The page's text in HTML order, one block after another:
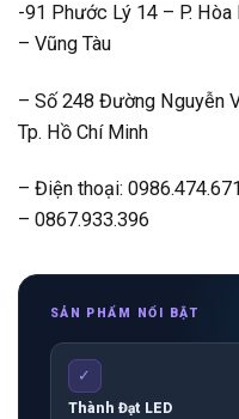
-91 Phước Lý 14 – P. Hòa
– Vũng Tàu
– Số 248 Đường Nguyễn
Tp. Hồ Chí Minh
– Điện thoại:
– 0867.933.396
SẢN PHẨM NỔI BẬT
✓
Thành Đạt LED